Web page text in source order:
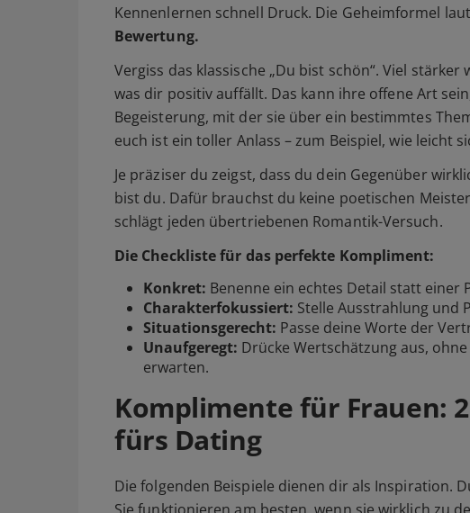
Kennenlernen schnell Druck. Die Geheimformel
Bewertung.
Vergiss das klassische „Du bist schön“. Viel
was dir positiv auffällt. Das kann ihre offene Art
Begeisterung, mit der sie über ein bestimmtes
euch ist ein toller Anlass – zum Beispiel, wie leicht
Je präziser du zeigst, dass du dein Gegenüber
bist du. Dafür brauchst du keine poetischen
schlägt jeden übertriebenen Romantik-Versuch.
Die Checkliste für das perfekte Kompliment:
Konkret: Benenne ein echtes Detail statt einer
Charakterfokussiert: Stelle Ausstrahlung und
Situationsgerecht: Passe deine Worte der
Unaufgeregt: Drücke Wertschätzung aus,
erwarten.
Komplimente für Frauen:
fürs Dating
Die folgenden Beispiele dienen dir als Inspiration.